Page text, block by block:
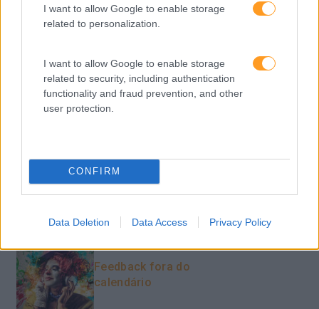
I want to allow Google to enable storage
related to personalization.
I want to allow Google to enable storage
related to security, including authentication
functionality and fraud prevention, and other
user protection.
CONFIRM
Data Deletion Data Access Privacy Policy
Recursos Humanos
Sustentabilidade
Team Building
Feedback fora do
calendário